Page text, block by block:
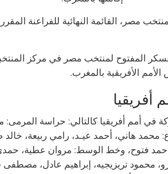
مصر، القائمة النهائية للفراعنة
المعسكر المفتوح لمنتخب مصر في مركز
الأفريقية بالمغرب.
أفريقيا
في أمم أفريقيا كالتالي: حراسة
هاني، أحمد عيـد، رامي ربيعة،
فتوح، وخط الوسط: مروان عطية،
محمود تريزيجيه، إبراهيم عادل،